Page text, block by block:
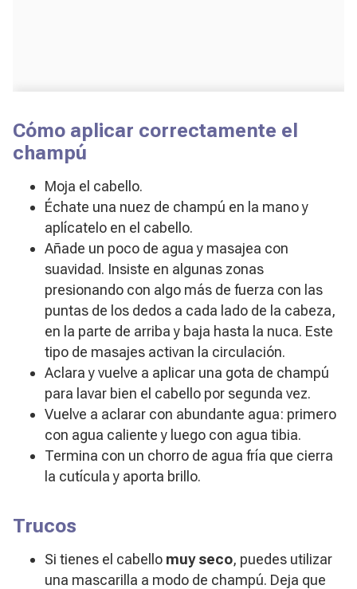
Cómo aplicar correctamente el
champú
Moja el cabello.
Échate una nuez de champú en la mano y
aplícatelo en el cabello.
Añade un poco de agua y masajea con
suavidad. Insiste en algunas zonas
presionando con algo más de fuerza con las
puntas de los dedos a cada lado de la cabeza,
en la parte de arriba y baja hasta la nuca. Este
tipo de masajes activan la circulación.
Aclara y vuelve a aplicar una gota de champú
para lavar bien el cabello por segunda vez.
Vuelve a aclarar con abundante agua: primero
con agua caliente y luego con agua tibia.
Termina con un chorro de agua fría que cierra
la cutícula y aporta brillo.
Trucos
Si tienes el cabello muy seco, puedes utilizar
una mascarilla a modo de champú. Deja que